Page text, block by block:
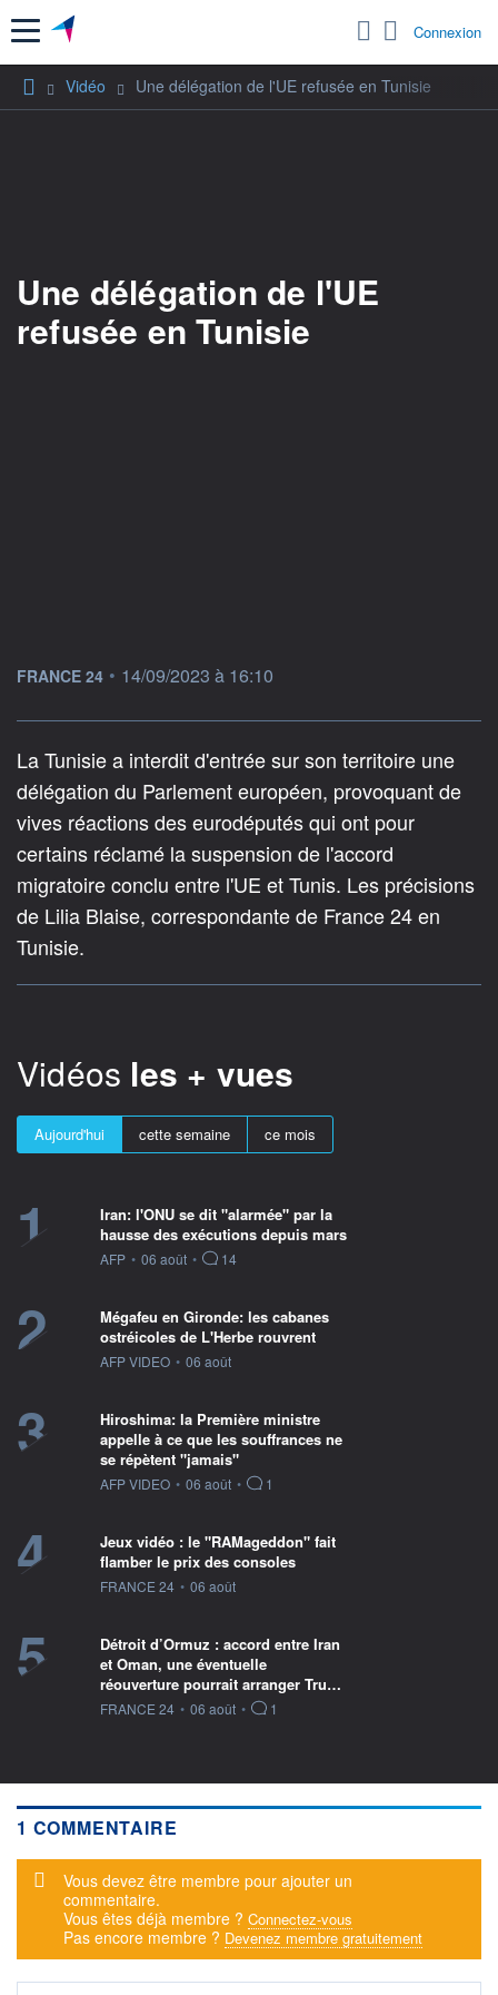
Menu Connexion
Vidéo Une délégation de l'UE refusée en Tunisie
Une délégation de l'UE
refusée en Tunisie
information fournie par
FRANCE 24 • 14/09/2023 à 16:10
La Tunisie a interdit d'entrée sur son territoire une
délégation du Parlement européen, provoquant de
vives réactions des eurodéputés qui ont pour
certains réclamé la suspension de l'accord
migratoire conclu entre l'UE et Tunis. Les précisions
de Lilia Blaise, correspondante de France 24 en
Tunisie.
Vidéos les + vues
Aujourd'hui cette semaine ce mois
1
Iran: l'ONU se dit "alarmée" par la
hausse des exécutions depuis mars
information fournie par
AFP • 06 août • 14
2
Mégafeu en Gironde: les cabanes
ostréicoles de L'Herbe rouvrent
information fournie par
AFP VIDEO • 06 août
3
Hiroshima: la Première ministre
appelle à ce que les souffrances ne
se répètent "jamais"
information fournie par
AFP VIDEO • 06 août • 1
4
Jeux vidéo : le "RAMageddon" fait
flamber le prix des consoles
information fournie par
FRANCE 24 • 06 août
5
Détroit d’Ormuz : accord entre Iran
et Oman, une éventuelle
réouverture pourrait arranger Tru…
information fournie par
FRANCE 24 • 06 août • 1
1 COMMENTAIRE
Message d'alerte
Vous devez être membre pour ajouter un
commentaire.
Vous êtes déjà membre ? Connectez-vous
Pas encore membre ? Devenez membre gratuitement